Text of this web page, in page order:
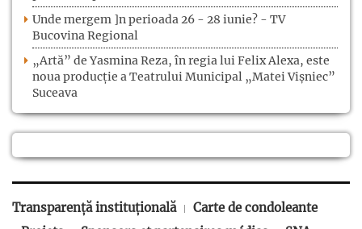
Unde mergem ]n perioada 26 - 28 iunie? - TV
Bucovina Regional
„Artă” de Yasmina Reza, în regia lui Felix Alexa, este
noua producție a Teatrului Municipal „Matei Vișniec”
Suceava
Transparență instituțională
Carte de condoleante